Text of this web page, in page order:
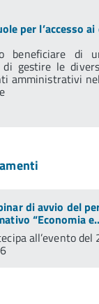
per l’accesso
beneficiare di
gestire le
amministrativi
di avvio del
“Economia
all’evento